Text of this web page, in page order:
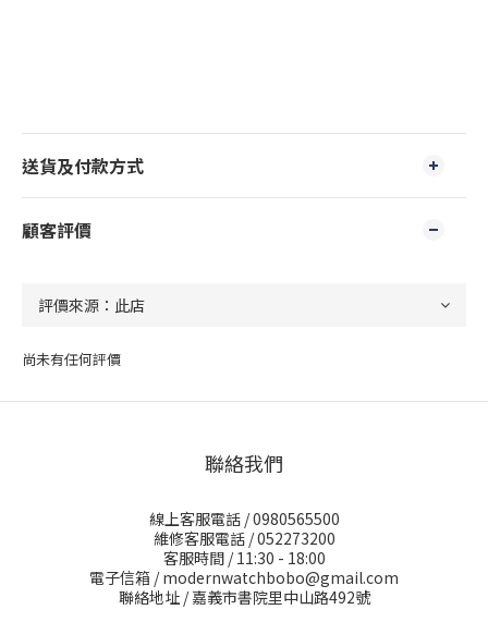
送貨及付款方式
顧客評價
尚未有任何評價
聯絡我們
線上客服電話 / 0980565500
維修客服電話 / 052273200
客服時間 / 11:30 - 18:00
電子信箱 / modernwatchbobo@gmail.com
聯絡地址 / 嘉義市書院里中山路492號